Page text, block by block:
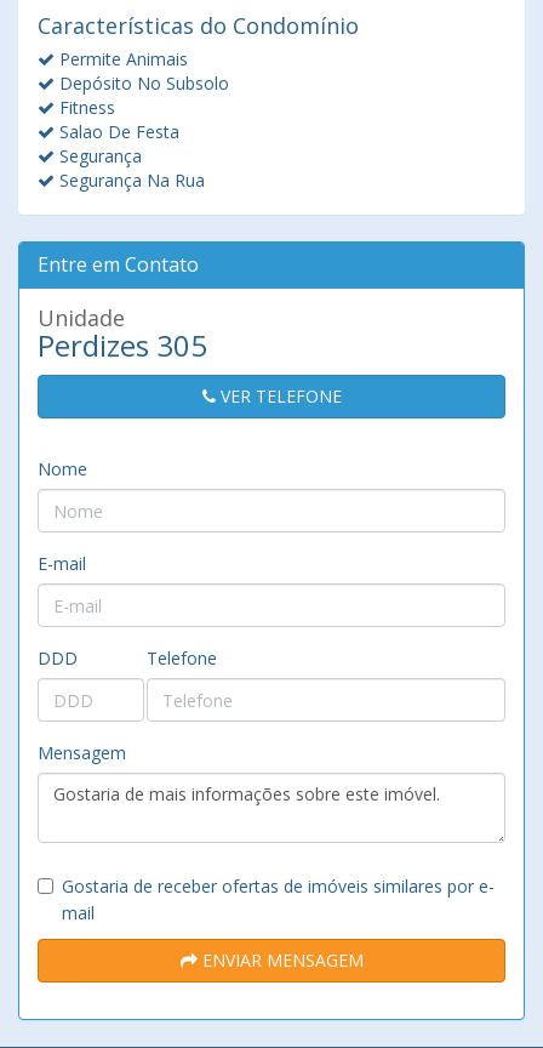
Características do Condomínio
Permite Animais
Depósito No Subsolo
Fitness
Salao De Festa
Segurança
Segurança Na Rua
Entre em Contato
Unidade
Perdizes 305
VER TELEFONE
Nome
E-mail
DDD Telefone
Mensagem
Gostaria de receber ofertas de imóveis similares por e-
mail
ENVIAR MENSAGEM